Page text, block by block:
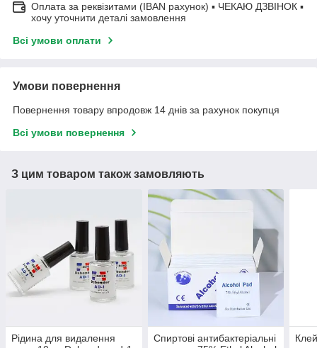
Оплата за реквізитами (IBAN рахунок) ▪ ЧЕКАЮ ДЗВІНОК ▪
хочу уточнити деталі замовлення
Всі умови оплати
Умови повернення
Повернення товару впродовж 14 днів за рахунок покупця
Всі умови повернення
З цим товаром також замовляють
Рідина для видалення
Спиртові антибактеріальні